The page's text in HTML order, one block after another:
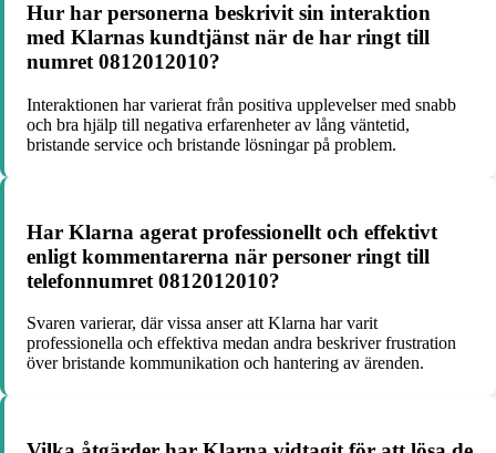
Hur har personerna beskrivit sin interaktion
med Klarnas kundtjänst när de har ringt till
numret 0812012010?
Interaktionen har varierat från positiva upplevelser med snabb
och bra hjälp till negativa erfarenheter av lång väntetid,
bristande service och bristande lösningar på problem.
Har Klarna agerat professionellt och effektivt
enligt kommentarerna när personer ringt till
telefonnumret 0812012010?
Svaren varierar, där vissa anser att Klarna har varit
professionella och effektiva medan andra beskriver frustration
över bristande kommunikation och hantering av ärenden.